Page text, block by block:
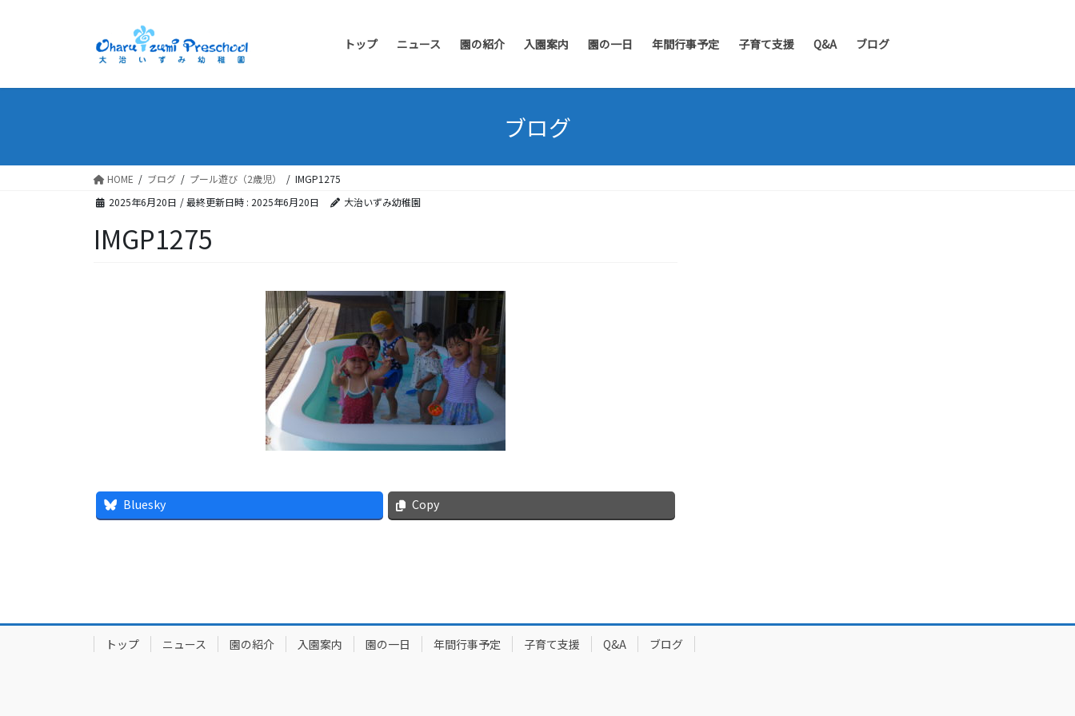
トップ ニュース 園の紹介 入園案内 園の一日 年間行事予定 子育て支援 Q&A ブログ
ブログ
HOME ブログ プール遊び（2歳児）
IMGP1275
2025年6月20日 / 最終更新日時 : 2025年6月20日 大治いずみ幼稚園
IMGP1275
Bluesky Copy
トップ ニュース 園の紹介 入園案内 園の一日 年間行事予定 子育て支援 Q&A ブログ